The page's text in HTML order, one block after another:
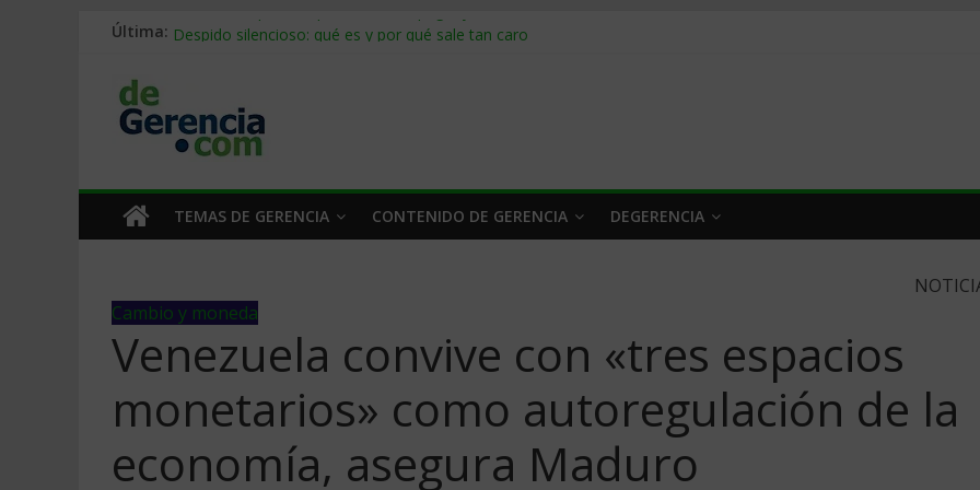
Última: Stablecoins para empresas: cómo pagar y cobrar en 2026
Trabajo forzoso en la cadena de suministro: qué hacer
Mercado hispano de EE. UU.: cómo segmentarlo y venderle
TEMAS DE GERENCIA CONTENIDO DE GERENCIA DEGERENCIA
Cambio y moneda
Venezuela convive con «tres espacios
monetarios» como autoregulación de la
economía, asegura Maduro